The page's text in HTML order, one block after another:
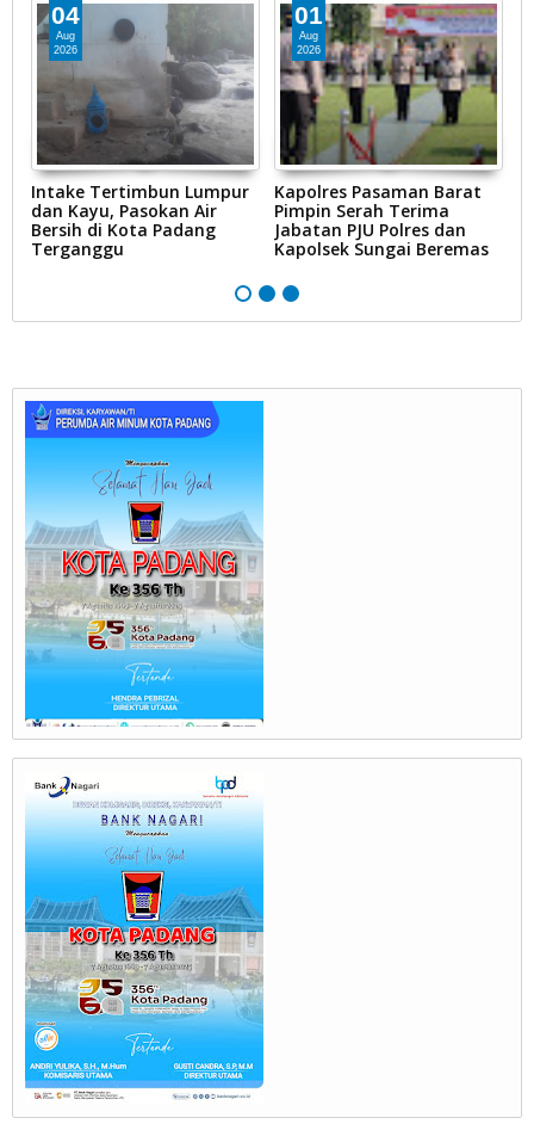
04
Aug
2026
Intake Tertimbun Lumpur
dan Kayu, Pasokan Air
Bersih di Kota Padang
Terganggu
01
Aug
2026
Kapolres Pasaman Barat
Pimpin Serah Terima
Jabatan PJU Polres dan
Kapolsek Sungai Beremas